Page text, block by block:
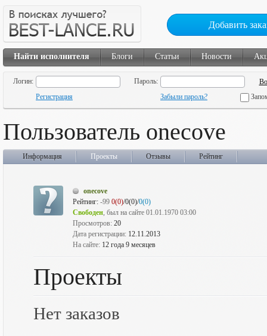
Добавить
Найти исполнителя Блоги Статьи Новости
Логин:
Пароль:
Регистрация
Забыли пароль?
Пользователь onecove
Информация Проекты Отзывы Рейтинг
onecove
Рейтинг: -99 0(0)/0(0)/0(0)
Свободен, был на сайте 01.01.1970 03:00
Просмотров: 20
Дата регистрации: 12.11.2013
На сайте: 12 года 9 месяцев
Проекты
Нет заказов